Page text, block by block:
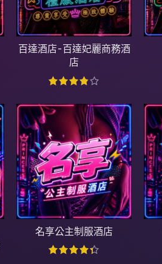
百達酒店-百達妃麗商務酒
店
名享公主制服酒店